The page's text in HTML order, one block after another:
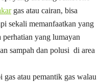
gas atau cairan, bisa
sekali memanfaatkan yang
perhatian yang lumayan
sampah dan polusi di area
atau pemantik gas walau